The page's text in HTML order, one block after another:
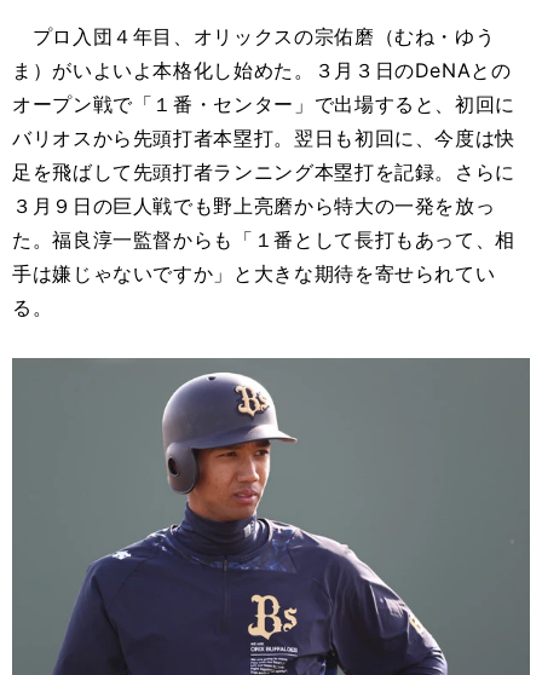
プロ入団４年目、オリックスの宗佑磨（むね・ゆう
ま）がいよいよ本格化し始めた。３月３日のDeNAとの
オープン戦で「１番・センター」で出場すると、初回に
バリオスから先頭打者本塁打。翌日も初回に、今度は快
足を飛ばして先頭打者ランニング本塁打を記録。さらに
３月９日の巨人戦でも野上亮磨から特大の一発を放っ
た。福良淳一監督からも「１番として長打もあって、相
手は嫌じゃないですか」と大きな期待を寄せられてい
る。